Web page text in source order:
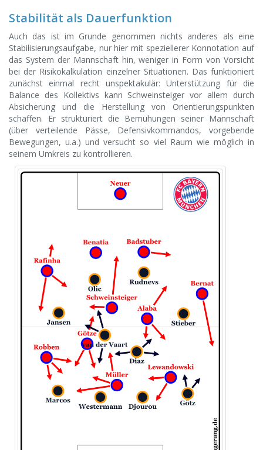
Stabilität als Dauerfunktion
Auch das ist im Grunde genommen nichts anderes als eine
Stabilisierungsaufgabe, nur hier mit speziellerer Konnotation auf
das System der Mannschaft hin, weniger in Form von Vorsicht
bei der Risikokalkulation einzelner Situationen. Das funktioniert
zunächst einmal recht unspektakulär: Unterstützung für die
Balance des Kollektivs kann Schweinsteiger vor allem durch
Absicherung und die Herstellung von Orientierungspunkten
schaffen. Er strukturiert die Bemühungen seiner Mannschaft
(über verteilende Pässe, Defensivkommandos, vorgebende
Bewegungen, u.a.) und versucht so viel Raum wie möglich in
seinem Umkreis zu kontrollieren.